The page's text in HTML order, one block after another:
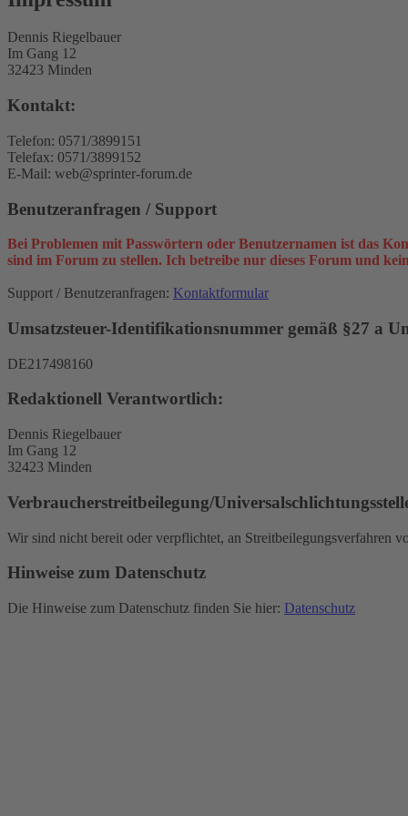
Dennis Riegelbauer
Im Gang 12
32423 Minden
Kontakt:
Telefon: 0571/3899151
Telefax: 0571/3899152
E-Mail: web@sprinter-forum.de
Benutzeranfragen / Support
Bei Problemen mit Passwörtern oder Benutzernamen ist das
sind im Forum zu stellen. Ich betreibe nur dieses Forum und
Support / Benutzeranfragen: Kontaktformular
Umsatzsteuer-Identifikationsnummer gemäß §27 a
DE217498160
Redaktionell Verantwortlich:
Dennis Riegelbauer
Im Gang 12
32423 Minden
Verbraucher­streit­beilegung/
Wir sind nicht bereit oder verpflichtet, an Streitbeilegungsverfahren
Hinweise zum Datenschutz
Die Hinweise zum Datenschutz finden Sie hier: Datenschutz